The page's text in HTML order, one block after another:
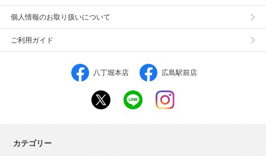
個人情報のお取り扱いについて
ご利用ガイド
八丁堀本店 広島駅前店
カテゴリー